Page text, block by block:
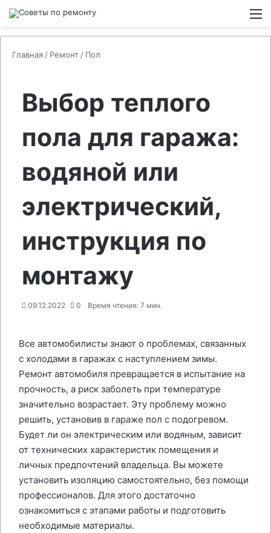
Главная / Ремонт / Пол
Выбор теплого
пола для гаража:
водяной или
электрический,
инструкция по
монтажу
09.12.2022 0 Время чтения: 7 мин.
Все автомобилисты знают о проблемах, связанных
с холодами в гаражах с наступлением зимы.
Ремонт автомобиля превращается в испытание на
прочность, а риск заболеть при температуре
значительно возрастает. Эту проблему можно
решить, установив в гараже пол с подогревом.
Будет ли он электрическим или водяным, зависит
от технических характеристик помещения и
личных предпочтений владельца. Вы можете
установить изоляцию самостоятельно, без помощи
профессионалов. Для этого достаточно
ознакомиться с этапами работы и подготовить
необходимые материалы.